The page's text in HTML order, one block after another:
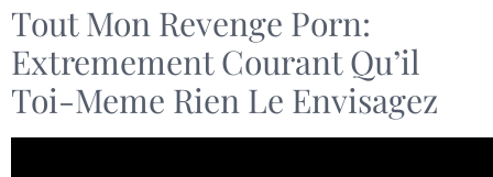
Tout Mon Revenge Porn:
Extremement Courant Qu’il
Toi-Meme Rien Le Envisagez